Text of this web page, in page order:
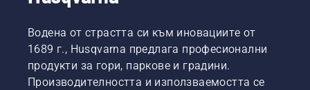
ръководство за купуване на косачки за
за Вашите нужди.
Водена от страстта си към иновациите от
1689 г., Husqvarna предлага професионални
продукти за гори, паркове и градини.
Производителността и използваемостта се